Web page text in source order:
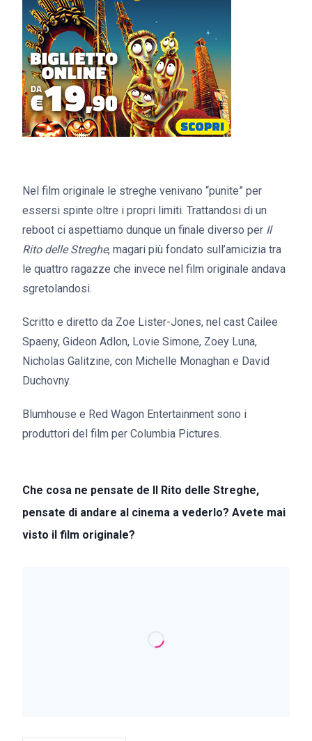
Nel film originale le streghe venivano “punite” per
essersi spinte oltre i propri limiti. Trattandosi di un
reboot ci aspettiamo dunque un finale diverso per Il
Rito delle Streghe, magari più fondato sull’amicizia tra
le quattro ragazze che invece nel film originale andava
sgretolandosi.
Scritto e diretto da Zoe Lister-Jones, nel cast Cailee
Spaeny, Gideon Adlon, Lovie Simone, Zoey Luna,
Nicholas Galitzine, con Michelle Monaghan e David
Duchovny.
Blumhouse e Red Wagon Entertainment sono i
produttori del film per Columbia Pictures.
Che cosa ne pensate de Il Rito delle Streghe,
pensate di andare al cinema a vederlo? Avete mai
visto il film originale?